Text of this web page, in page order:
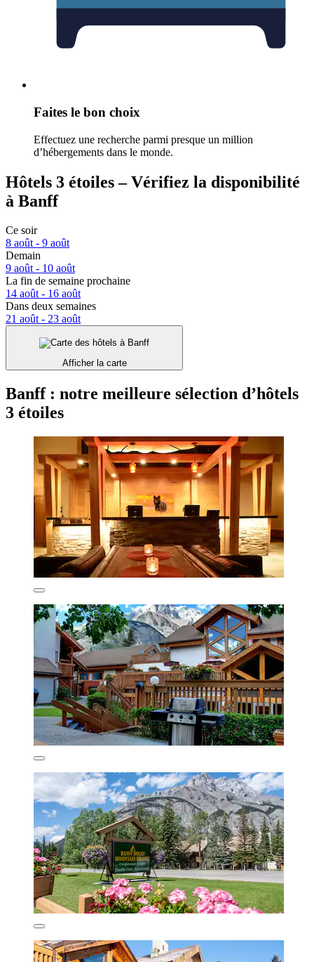
Faites le bon choix
Effectuez une recherche parmi presque un million
d’hébergements dans le monde.
Hôtels 3 étoiles – Vérifiez la disponibilité
à Banff
Ce soir
8 août - 9 août
Demain
9 août - 10 août
La fin de semaine prochaine
14 août - 16 août
Dans deux semaines
21 août - 23 août
Afficher la carte
Banff : notre meilleure sélection d’hôtels
3 étoiles